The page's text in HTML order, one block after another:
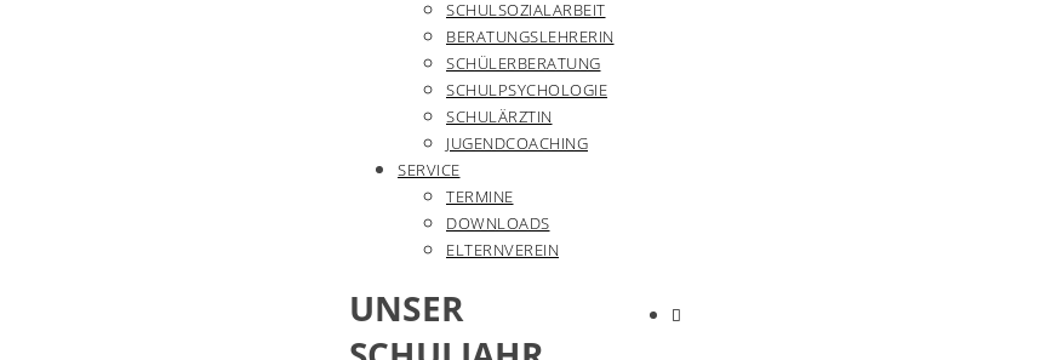
SCHULSOZIALARBEIT
BERATUNGSLEHRERIN
SCHÜLERBERATUNG
SCHULPSYCHOLOGIE
SCHULÄRZTIN
JUGENDCOACHING
SERVICE
TERMINE
DOWNLOADS
ELTERNVEREIN
UNSER